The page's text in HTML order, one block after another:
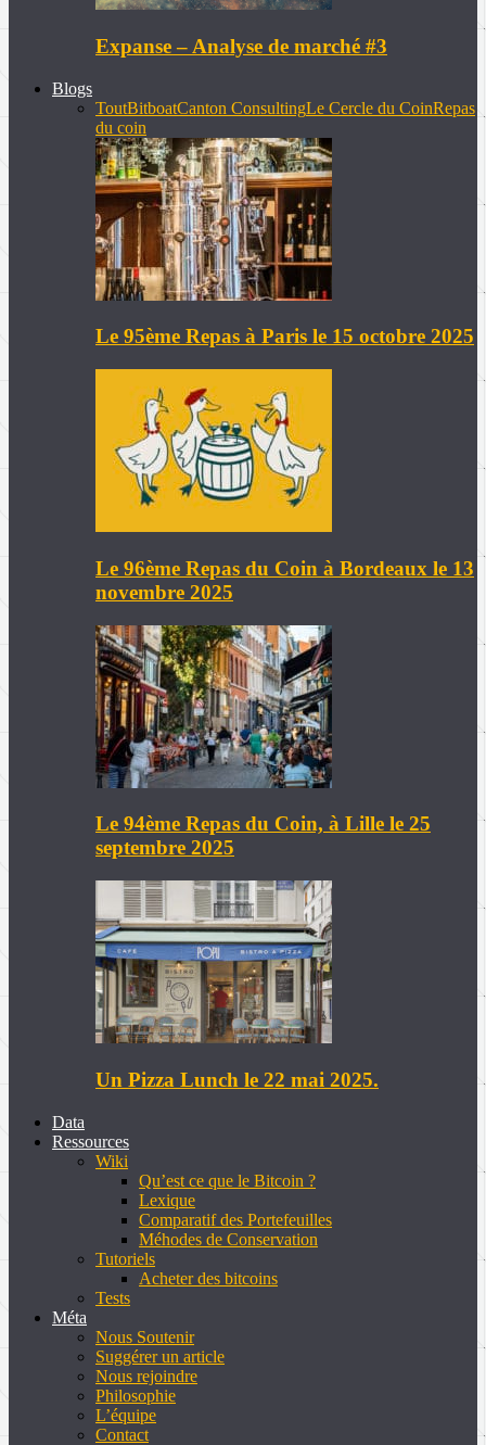
Expanse – Analyse de marché #3
Blogs
ToutBitboatCanton ConsultingLe Cercle du CoinRepas
du coin
Le 95ème Repas à Paris le 15 octobre 2025
Le 96ème Repas du Coin à Bordeaux le 13
novembre 2025
Le 94ème Repas du Coin, à Lille le 25
septembre 2025
Un Pizza Lunch le 22 mai 2025.
Data
Ressources
Wiki
Qu’est ce que le Bitcoin ?
Lexique
Comparatif des Portefeuilles
Méhodes de Conservation
Tutoriels
Acheter des bitcoins
Tests
Méta
Nous Soutenir
Suggérer un article
Nous rejoindre
Philosophie
L’équipe
Contact